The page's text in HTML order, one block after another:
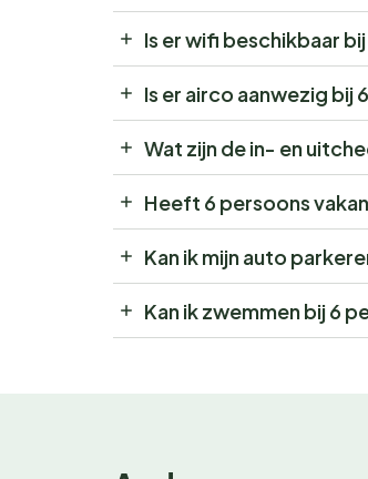
Is er wifi beschikbaar
Is er airco aanwezig bij
Wat zijn de in- en
Heeft 6 persoons
Kan ik mijn auto
Kan ik zwemmen bij 6